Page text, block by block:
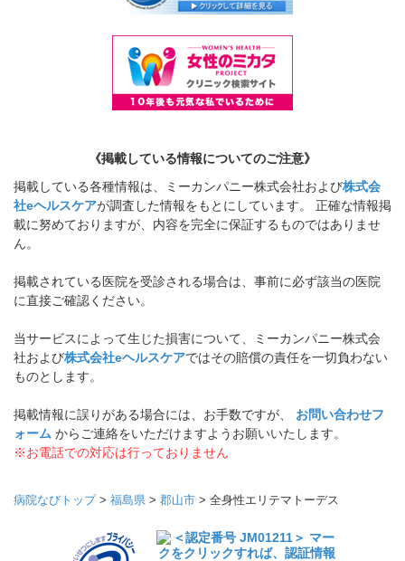
《掲載している情報についてのご注意》
掲載している各種情報は、ミーカンパニー株式会社および株式会
社eヘルスケアが調査した情報をもとにしています。 正確な情報掲
載に努めておりますが、内容を完全に保証するものではありませ
ん。
掲載されている医院を受診される場合は、事前に必ず該当の医院
に直接ご確認ください。
当サービスによって生じた損害について、ミーカンパニー株式会
社および株式会社eヘルスケアではその賠償の責任を一切負わない
ものとします。
掲載情報に誤りがある場合には、お手数ですが、 お問い合わせフ
ォーム からご連絡をいただけますようお願いいたします。
※お電話での対応は行っておりません
病院なびトップ> 福島県 > 郡山市 > 全身性エリテマトーデス